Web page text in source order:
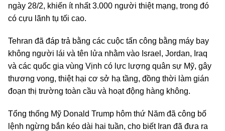
ngày 28/2, khiến ít nhất 3.000 người thiệt mạng, trong đó
có cựu lãnh tụ tối cao.
Tehran đã đáp trả bằng các cuộc tấn công bằng máy bay
không người lái và tên lửa nhằm vào Israel, Jordan, Iraq
và các quốc gia vùng Vịnh có lực lượng quân sự Mỹ, gây
thương vong, thiệt hại cơ sở hạ tầng, đồng thời làm gián
đoạn thị trường toàn cầu và hoạt động hàng không.
Tổng thống Mỹ Donald Trump hôm thứ Năm đã công bố
lệnh ngừng bắn kéo dài hai tuần, cho biết Iran đã đưa ra